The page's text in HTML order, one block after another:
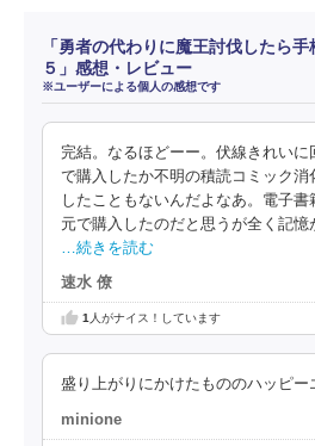
「勇者の代わりに魔王討伐したら
５」感想・レビュー
※ユーザーによる個人の感想です
完結。なるほどーー。伏線きれいに
で購入したか不明の積読コミック
したこともないんだよなあ。電子
元で購入したのだと思うが全く記憶
…続きを読む
速水 僚
1 人がナイス！しています
盛り上がりにかけたもののハッピー
minione